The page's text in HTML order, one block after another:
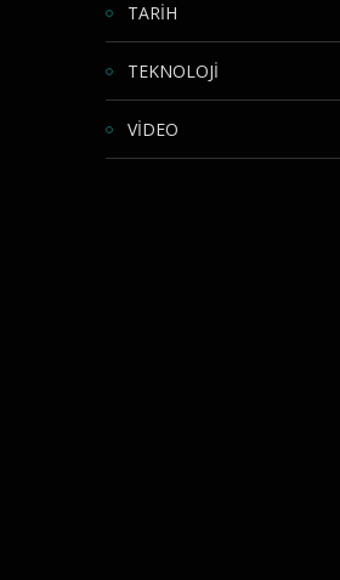
TARİH
TEKNOLOJİ
VİDEO